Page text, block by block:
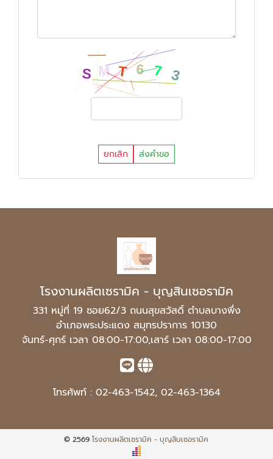
ยกเลิก ส่งคำขอ
โรงงานผลิตเซรามิค - บุญสินเซอรามิค
331 หมู่ที่ 19 ซอย62/3 ถนนสุขสวัสดิ์ ตำบลบางพึ่ง
อำเภอพระประแดง สมุทรปราการ 10130
จันทร์-ศุกร์ เวลา 08:00-17:00,เสาร์ เวลา 08:00-17:00
โทรศัพท์ : 02-463-1542, 02-463-1364
© 2569โรงงานผลิตเซรามิค - บุญสินเซอรามิค